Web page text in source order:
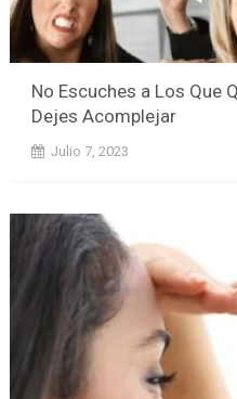
No Escuches a Los Que
Dejes Acomplejar
Julio 7, 2023